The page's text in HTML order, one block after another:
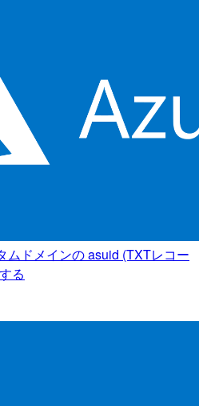
ムドメインの asuid (TXTレコー
る